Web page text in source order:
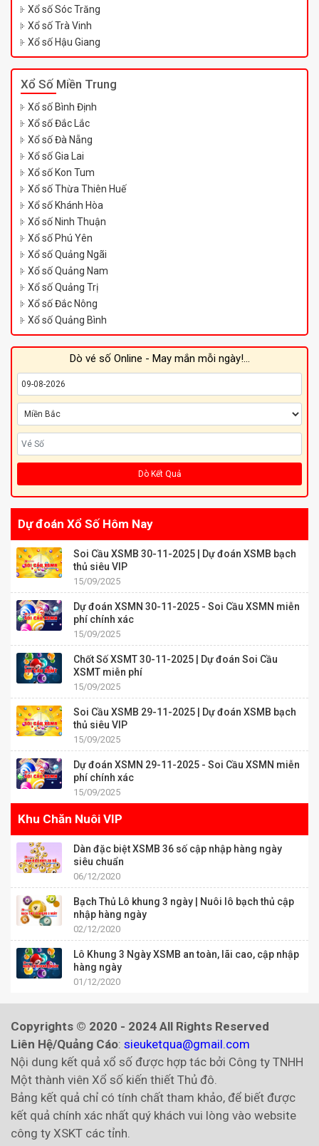
Xổ số Sóc Trăng
Xổ số Trà Vinh
Xổ số Hậu Giang
Xổ Số Miền Trung
Xổ số Bình Định
Xổ số Đắc Lắc
Xổ số Đà Nẵng
Xổ số Gia Lai
Xổ số Kon Tum
Xổ số Thừa Thiên Huế
Xổ số Khánh Hòa
Xổ số Ninh Thuận
Xổ số Phú Yên
Xổ số Quảng Ngãi
Xổ số Quảng Nam
Xổ số Quảng Trị
Xổ số Đắc Nông
Xổ số Quảng Bình
Dò vé số Online - May mắn mỗi ngày!...
Dò Kết Quả
Dự đoán Xổ Số Hôm Nay
Soi Cầu XSMB 30-11-2025 | Dự đoán XSMB bạch
thủ siêu VIP
15/09/2025
Dự đoán XSMN 30-11-2025 - Soi Cầu XSMN miễn
phí chính xác
15/09/2025
Chốt Số XSMT 30-11-2025 | Dự đoán Soi Cầu
XSMT miễn phí
15/09/2025
Soi Cầu XSMB 29-11-2025 | Dự đoán XSMB bạch
thủ siêu VIP
15/09/2025
Dự đoán XSMN 29-11-2025 - Soi Cầu XSMN miễn
phí chính xác
15/09/2025
Khu Chăn Nuôi VIP
Dàn đặc biệt XSMB 36 số cập nhập hàng ngày
siêu chuẩn
06/12/2020
Bạch Thủ Lô khung 3 ngày | Nuôi lô bạch thủ cập
nhập hàng ngày
02/12/2020
Lô Khung 3 Ngày XSMB an toàn, lãi cao, cập nhập
hàng ngày
01/12/2020
Copyrights © 2020 - 2024 All Rights Reserved
Liên Hệ/Quảng Cáo: sieuketqua@gmail.com
Nội dung kết quả xổ số được hợp tác bởi Công ty TNHH
Một thành viên Xổ số kiến thiết Thủ đô.
Bảng kết quả chỉ có tính chất tham khảo, để biết được
kết quả chính xác nhất quý khách vui lòng vào website
công ty XSKT các tỉnh.